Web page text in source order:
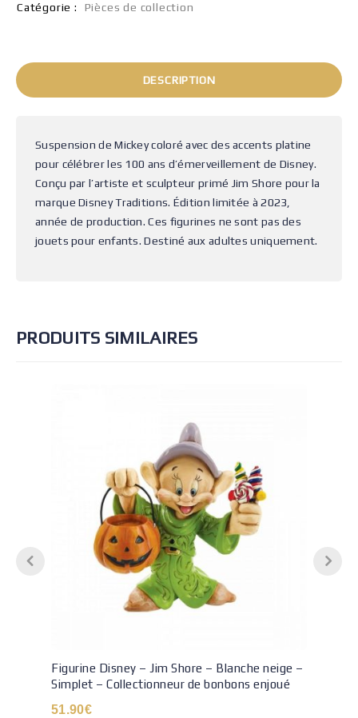
Catégorie :
Pièces de collection
DESCRIPTION
Suspension de Mickey coloré avec des accents platine
pour célébrer les 100 ans d’émerveillement de Disney.
Conçu par l’artiste et sculpteur primé Jim Shore pour la
marque Disney Traditions. Édition limitée à 2023,
année de production. Ces figurines ne sont pas des
jouets pour enfants. Destiné aux adultes uniquement.
PRODUITS SIMILAIRES
Figurine Disney – Jim Shore – Blanche neige –
Simplet – Collectionneur de bonbons enjoué
51.90€